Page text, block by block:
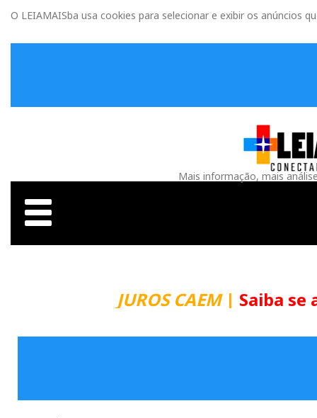
O LEIAMAISba usa cookies para selecionar e exibir os anúncios
Mais informação, mais
JUROS CAEM| Saiba se